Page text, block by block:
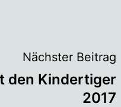
Nächster Beitrag
den Kindertiger
2017